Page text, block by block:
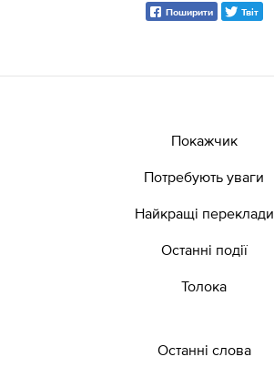
Поширити Твіт
Покажчик
Потребують уваги
Найкращі переклади
Останні події
Толока
Останні слова